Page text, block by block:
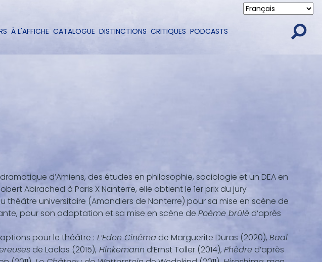
À L'AFFICHE CATALOGUE DISTINCTIONS CRITIQUES PODCASTS
d’Amiens, des études en philosophie, sociologie et un DEA en
Abirached à Paris X Nanterre, elle obtient le 1er prix du jury
universitaire (Amandiers de Nanterre) pour sa mise en scène de
pour son adaptation et sa mise en scène de Poème brûléd’après
pour le théâtre : L’Eden Cinémade Marguerite Duras (2020),Baal
de Laclos (2015), Hinkemann d’Ernst Toller (2014), Phèdre d’après